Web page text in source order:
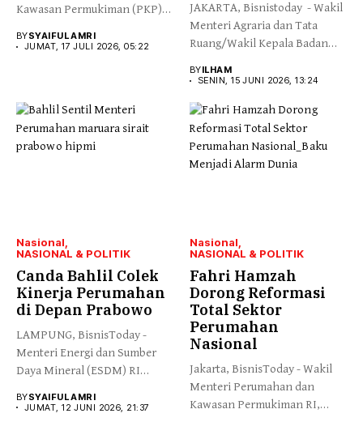
Kawasan Permukiman (PKP)
BYSYAIFUL AMRI
JUMAT, 17 JULI 2026, 05:22
JAKARTA, Bisnistoday - Wakil
Menteri Agraria dan Tata
Ruang/Wakil Kepala Badan
BYILHAM
SENIN, 15 JUNI 2026, 13:24
Nasional
NASIONAL & POLITIK
Canda Bahlil Colek
Kinerja Perumahan
di Depan Prabowo
LAMPUNG, BisnisToday -
Menteri Energi dan Sumber
Daya Mineral (ESDM) RI
BYSYAIFUL AMRI
JUMAT, 12 JUNI 2026, 21:37
Nasional
NASIONAL & POLITIK
Fahri Hamzah
Dorong Reformasi
Total Sektor
Perumahan
Nasional
Jakarta, BisnisToday - Wakil
Menteri Perumahan dan
Kawasan Permukiman RI,